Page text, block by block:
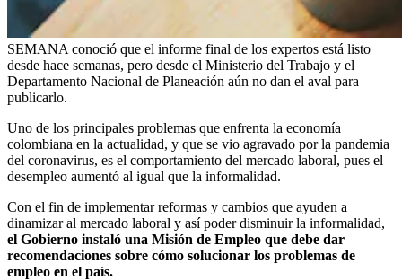
SEMANA conoció que el informe final de los expertos está listo
desde hace semanas, pero desde el Ministerio del Trabajo y el
Departamento Nacional de Planeación aún no dan el aval para
publicarlo.
Uno de los principales problemas que enfrenta la economía
colombiana en la actualidad, y que se vio agravado por la pandemia
del coronavirus, es el comportamiento del mercado laboral, pues el
desempleo aumentó al igual que la informalidad.
Con el fin de implementar reformas y cambios que ayuden a
dinamizar al mercado laboral y así poder disminuir la informalidad,
el Gobierno instaló una Misión de Empleo que debe dar
recomendaciones sobre cómo solucionar los problemas de
empleo en el país.